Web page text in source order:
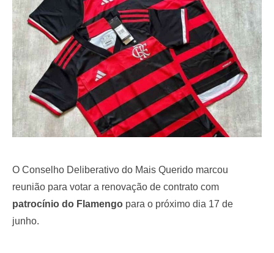
d
o
n
O Conselho Deliberativo do Mais Querido marcou
reunião para votar a renovação de contrato com
patrocínio do Flamengo para o próximo dia 17 de
junho.